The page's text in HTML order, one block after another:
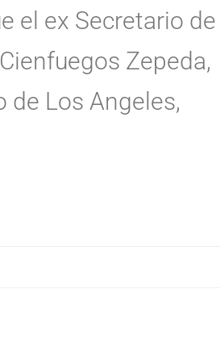
el ex Secretario
Zepeda,
de Los Angeles,